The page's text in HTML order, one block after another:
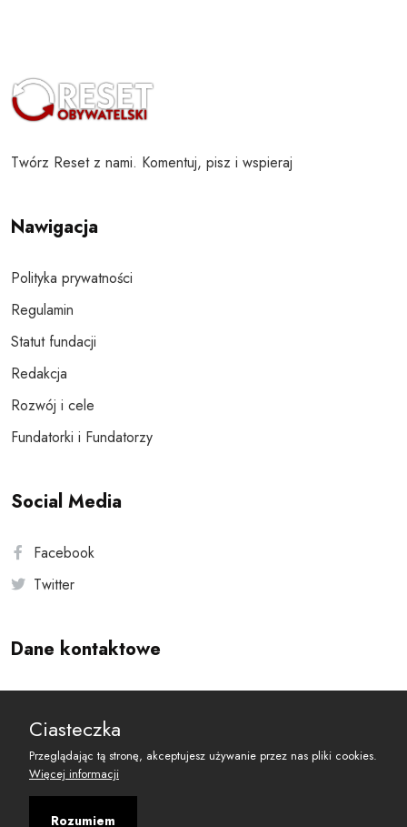
Twórz Reset z nami. Komentuj, pisz i wspieraj
Nawigacja
Polityka prywatności
Regulamin
Statut fundacji
Redakcja
Rozwój i cele
Fundatorki i Fundatorzy
Social Media
Facebook
Twitter
Dane kontaktowe
reset@resetobywatelski.pl
Ciasteczka
Przeglądając tą stronę, akceptujesz używanie przez nas pliki cookies.
Więcej informacji
Rozumiem